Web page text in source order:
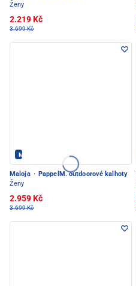
Ženy
2.219 Kč
3.699 Kč
Maloja - PEC POD SNĚŽKOU
Maloja · PappelM. outdoorové kalhoty
Ženy
2.959 Kč
3.699 Kč